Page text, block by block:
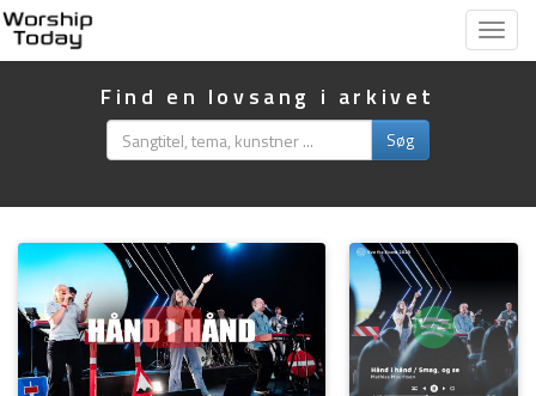
Vis
Find en lovsang i arkivet
Søg